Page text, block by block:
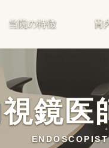
当院の特徴 胃
鏡医